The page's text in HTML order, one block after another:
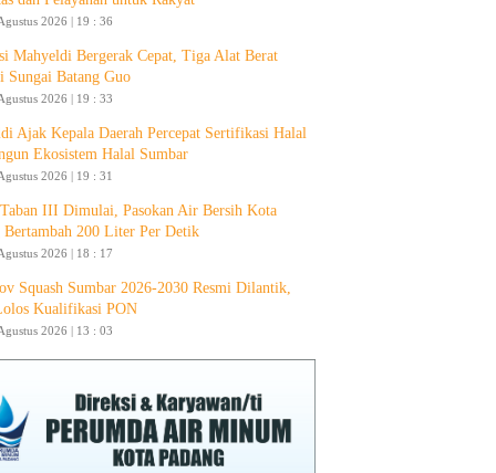
2026 | 19 : 36
Mahyeldi Bergerak Cepat, Tiga Alat Berat
Sungai Batang Guo
2026 | 19 : 33
Ajak Kepala Daerah Percepat Sertifikasi Halal
Ekosistem Halal Sumbar
2026 | 19 : 31
III Dimulai, Pasokan Air Bersih Kota
Bertambah 200 Liter Per Detik
2026 | 18 : 17
Squash Sumbar 2026-2030 Resmi Dilantik,
Kualifikasi PON
2026 | 13 : 03